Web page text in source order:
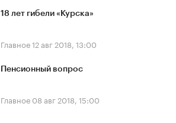
18 лет гибели «Курска»
Главное12 авг 2018, 13:00
Пенсионный вопрос
Главное 08 авг 2018, 15:00